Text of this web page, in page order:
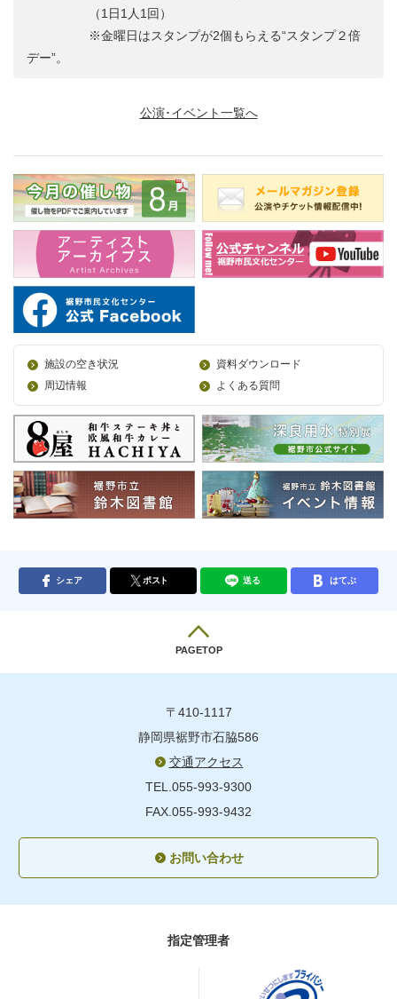
（1日1人1回）
※金曜日はスタンプが2個もらえる“スタンプ２倍
デー”。
公演･イベント一覧へ
施設の空き状況
資料ダウンロード
周辺情報
よくある質問
シェア ポスト 送る はてぶ
PAGETOP
〒410-1117
静岡県裾野市石脇586
交通アクセス
TEL.055-993-9300
FAX.055-993-9432
お問い合わせ
指定管理者